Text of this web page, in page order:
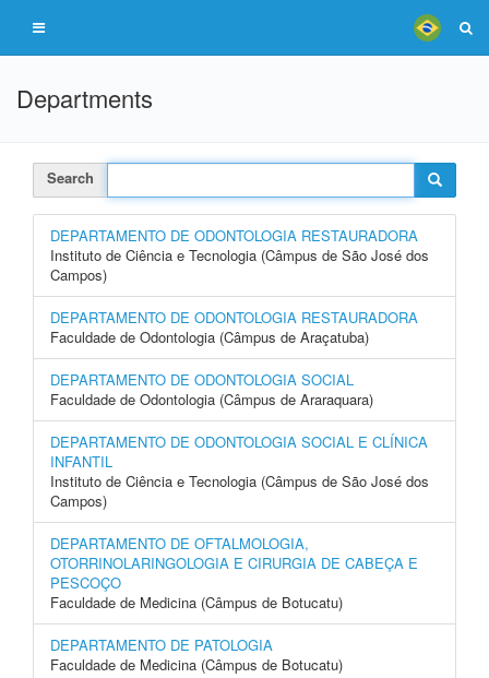
Departments
Search
DEPARTAMENTO DE ODONTOLOGIA RESTAURADORA
Instituto de Ciência e Tecnologia (Câmpus de São José dos
Campos)
DEPARTAMENTO DE ODONTOLOGIA RESTAURADORA
Faculdade de Odontologia (Câmpus de Araçatuba)
DEPARTAMENTO DE ODONTOLOGIA SOCIAL
Faculdade de Odontologia (Câmpus de Araraquara)
DEPARTAMENTO DE ODONTOLOGIA SOCIAL E CLÍNICA
INFANTIL
Instituto de Ciência e Tecnologia (Câmpus de São José dos
Campos)
DEPARTAMENTO DE OFTALMOLOGIA,
OTORRINOLARINGOLOGIA E CIRURGIA DE CABEÇA E
PESCOÇO
Faculdade de Medicina (Câmpus de Botucatu)
DEPARTAMENTO DE PATOLOGIA
Faculdade de Medicina (Câmpus de Botucatu)